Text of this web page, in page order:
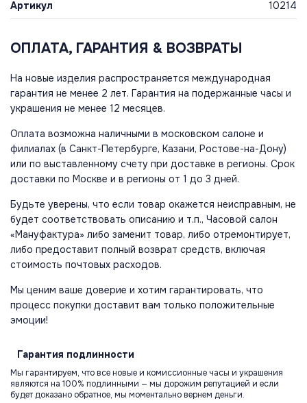
Артикул 10214
ОПЛАТА, ГАРАНТИЯ & ВОЗВРАТЫ
На новые изделия распространяется международная
гарантия не менее 2 лет. Гарантия на подержанные часы и
украшения не менее 12 месяцев.
Оплата возможна наличными в московском салоне и
филиалах (в Санкт-Петербурге, Казани, Ростове-на-Дону)
или по выставленному счету при доставке в регионы. Срок
доставки по Москве и в регионы от 1 до 3 дней.
Будьте уверены, что если товар окажется неисправным, не
будет соответствовать описанию и т.п., Часовой салон
«Мануфактура» либо заменит товар, либо отремонтирует,
либо предоставит полный возврат средств, включая
стоимость почтовых расходов.
Мы ценим ваше доверие и хотим гарантировать, что
процесс покупки доставит вам только положительные
эмоции!
Гарантия подлинности
Мы гарантируем, что все новые и комиссионные часы и украшения
являются на 100% подлинными — мы дорожим репутацией и если
будет доказано обратное, мы моментально вернем деньги.